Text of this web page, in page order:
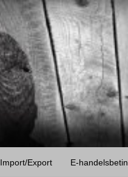
Import/Export E-